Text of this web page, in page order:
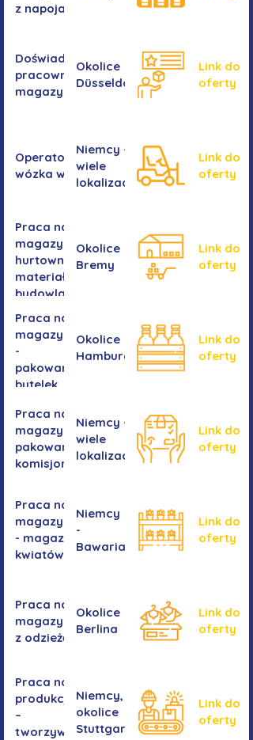
z napojami
Doświadczony
pracownik/pracownica
magazynu
Okolice
Düsseldorf
Link do
oferty
Operator/operatorka
wózka widłowego
Niemcy -
wiele
lokalizacji
Link do
oferty
Praca na
magazynie -
hurtownia
materiałów
budowlanych
Okolice
Bremy
Link do
oferty
Praca na
magazynie
-
pakowanie
butelek
Okolice
Hamburga
Link do
oferty
Praca na
magazynie /
pakowanie /
komisjonowanie
Niemcy -
wiele
lokalizacji
Link do
oferty
Praca na
magazynie
- magazyn
kwiatów
Niemcy
-
Bawaria
Link do
oferty
Praca na
magazynie
z odzieżą
Okolice
Berlina
Link do
oferty
Praca na
produkcji
–
tworzywa
Niemcy,
okolice
Stuttgartu
Link do
oferty